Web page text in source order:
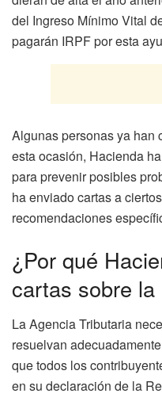
del Ingreso Mínimo Vital
pagarán IRPF por esta
Algunas personas ya han
esta ocasión, Hacienda
para prevenir posibles
ha enviado cartas a
recomendaciones
¿Por qué
cartas sobre la
La Agencia Tributaria
resuelvan
que todos los
en su declaración de la